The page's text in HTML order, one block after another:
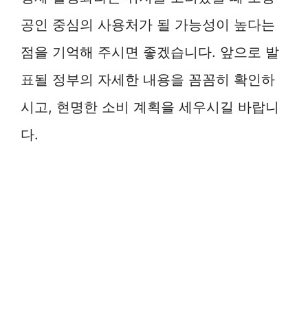
공인 중심의 사용처가 될 가능성이 높다는
점을 기억해 주시면 좋겠습니다. 앞으로 발
표될 정부의 자세한 내용을 꼼꼼히 확인하
시고, 현명한 소비 계획을 세우시길 바랍니
다.